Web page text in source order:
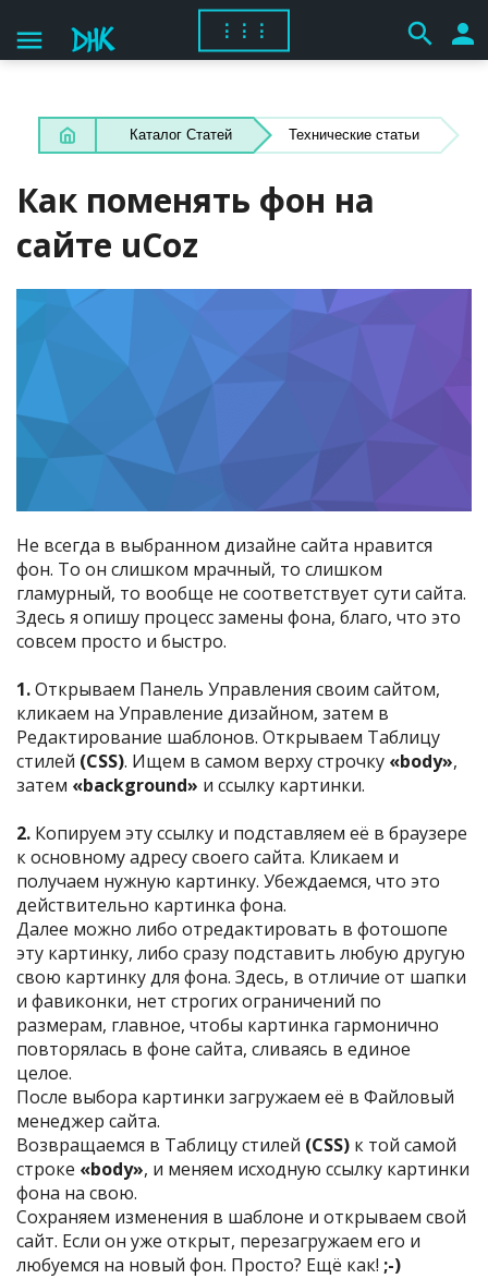
menu ⋮⋮⋮ search person
Каталог Статей Технические статьи
Как поменять фон на
сайте uCoz
Не всегда в выбранном дизайне сайта нравится
фон. То он слишком мрачный, то слишком
гламурный, то вообще не соответствует сути сайта.
Здесь я опишу процесс замены фона, благо, что это
совсем просто и быстро.
1.Открываем Панель Управления своим сайтом,
кликаем на Управление дизайном, затем в
Редактирование шаблонов. Открываем Таблицу
стилей (CSS). Ищем в самом верху строчку «body»,
затем «background» и ссылку картинки.
2. Копируем эту ссылку и подставляем её в браузере
к основному адресу своего сайта. Кликаем и
получаем нужную картинку. Убеждаемся, что это
действительно картинка фона.
Далее можно либо отредактировать в фотошопе
эту картинку, либо сразу подставить любую другую
свою картинку для фона. Здесь, в отличие от шапки
и фавиконки, нет строгих ограничений по
размерам, главное, чтобы картинка гармонично
повторялась в фоне сайта, сливаясь в единое
целое.
После выбора картинки загружаем её в Файловый
менеджер сайта.
Возвращаемся в Таблицу стилей (CSS) к той самой
строке «body», и меняем исходную ссылку картинки
фона на свою.
Сохраняем изменения в шаблоне и открываем свой
сайт. Если он уже открыт, перезагружаем его и
любуемся на новый фон. Просто? Ещё как! ;-)